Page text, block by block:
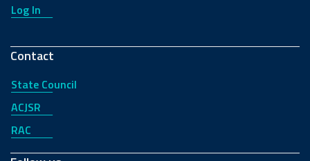
Log In
Contact
State Council
ACJSR
RAC